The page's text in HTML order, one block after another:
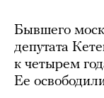
Бывшего
депутата
к четырем
Ее